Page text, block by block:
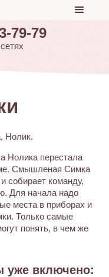
79-79
Нолик.
Нолика перестала
Смышленая Симка
собирает команду,
Для начала надо
места в приборах и
Только самые
понять, в чем же
уже включено: